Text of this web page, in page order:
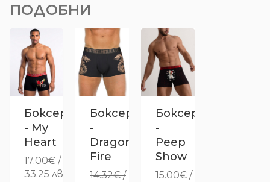
ПОДОБНИ
Боксер
- My
Heart
17.00€ /
33.25 лв.
Боксер
-
Dragon
Fire
14.32€/
Боксер
-
Peep
Show
15.00€ /